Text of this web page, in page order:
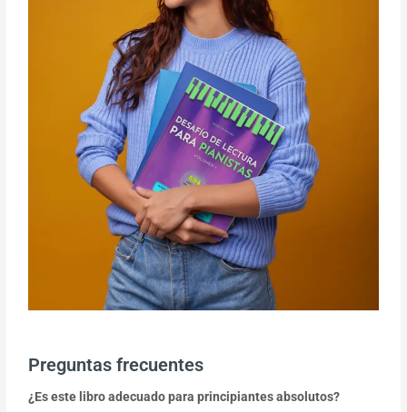
Preguntas frecuentes
¿Es este libro adecuado para principiantes absolutos?